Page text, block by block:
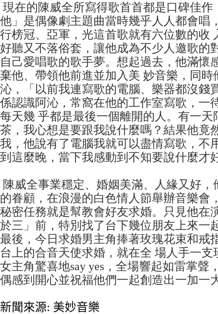
現在的陳威全所寫得歌首首都是口碑佳作
他」是偶像劇主題曲當時幾乎人人都會唱
行榜冠、亞軍，光這首歌就有六位數的收
好聽又不落俗套，讓他成為不少人邀歌的
自己愛唱歌的歌手夢。想起過去，他滿懷
棄他、帶領他前進並加入美 妙音樂，同時
沁，「以前我連寫歌的電腦、樂器都沒錢
係認識阿沁，常窩在他的工作室寫歌，一
每天幾 乎都是最後一個離開的人。有一天
茶，我心想是要跟我說什麼嗎？結果他竟
我，他說有了電腦我就可以盡情寫歌，不
到這麼晚，當下我感動到不知要說什麼才
陳威全事業穩定、婚姻美滿、人緣又好，
的眷顧，在浪漫的白色情人節舉辦音樂會
秘密任務就是幫教會好友求婚。只見他在
於三」前，特別找了台下幾位朋友上來一
最後，今日求婚男主角捧著玫瑰花束和戒
台上的合音天使求婚，就在全 場人手一支
女主角驚喜地say yes，全場響起如雷掌聲
偶感到開心並祝福他們一起創造出一加一
新聞來源: 美妙音樂